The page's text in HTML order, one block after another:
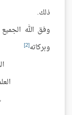
ذلك.
وفق الله
وبركاته[2]